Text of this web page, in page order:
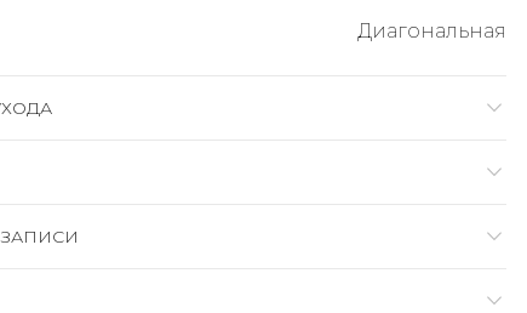
Диагональная